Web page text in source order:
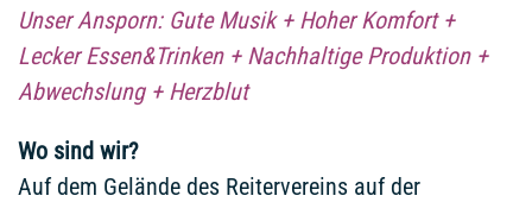
Unser Ansporn: Gute Musik + Hoher Komfort +
Lecker Essen&Trinken + Nachhaltige Produktion +
Abwechslung + Herzblut
Wo sind wir?
Auf dem Gelände des Reitervereins auf der